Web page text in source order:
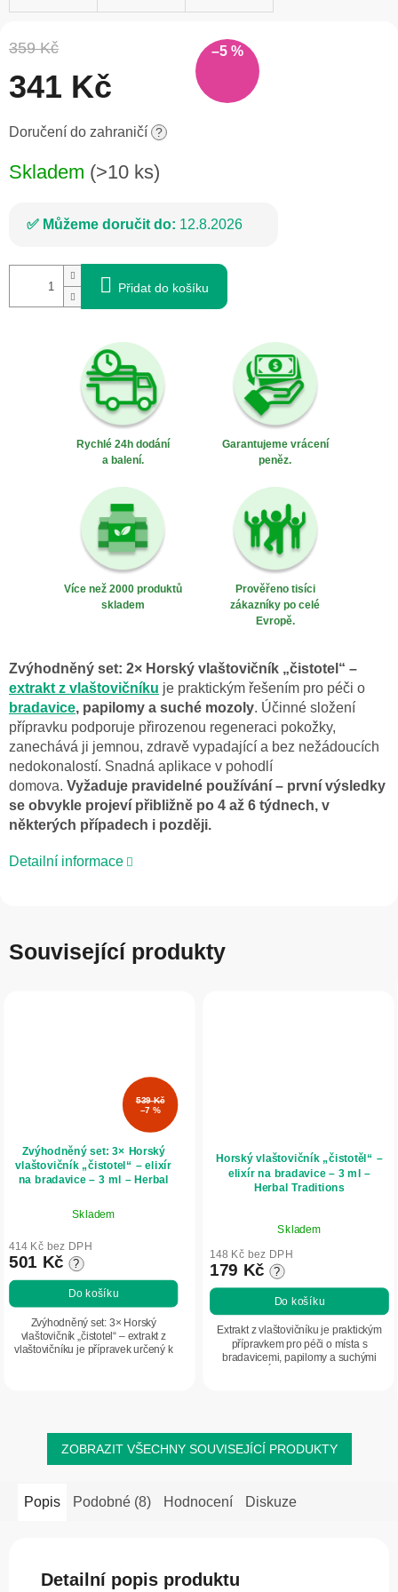
359 Kč –5 %
341 Kč
Měrná
Doručení do zahraničí ?
Skladem (>10 ks)
Můžeme doručit do: 12.8.2026
Přidat do košíku
Rychlé 24h dodání
a balení.
Garantujeme vrácení
peněz.
Více než 2000 produktů
skladem
Prověřeno tisíci
zákazníky po celé
Evropě.
Zvýhodněný set: 2× Horský vlaštovičník „čistotel“ –
extrakt z vlaštovičníku je praktickým řešením pro péči o
bradavice, papilomy a suché mozoly. Účinné složení
přípravku podporuje přirozenou regeneraci pokožky,
zanechává ji jemnou, zdravě vypadající a bez nežádoucích
nedokonalostí. Snadná aplikace v pohodlí
domova. Vyžaduje pravidelné používání – první výsledky
se obvykle projeví přibližně po 4 až 6 týdnech, v
některých případech i později.
Detailní informace
Související produkty
539 Kč
–7 %
Zvýhodněný set: 3× Horský
vlaštovičník „čistotel“ – elixír
na bradavice – 3 ml – Herbal
Skladem
414 Kč bez DPH
501 Kč ?
Do košíku
Zvýhodněný set: 3× Horský
vlaštovičník „čistotel“ – extrakt z
vlaštovičníku je přípravek určený k
Horský vlaštovičník „čistotěl“ –
elixír na bradavice – 3 ml –
Herbal Traditions
produktu
je
5,0
z
hvězdiček.
Skladem
148 Kč bez DPH
179 Kč ?
Do košíku
Extrakt z vlaštovičníku je praktickým
přípravkem pro péči o místa s
bradavicemi, papilomy a suchými
ZOBRAZIT VŠECHNY SOUVISEJÍCÍ PRODUKTY
Popis Podobné (8) Hodnocení Diskuze
Detailní popis produktu